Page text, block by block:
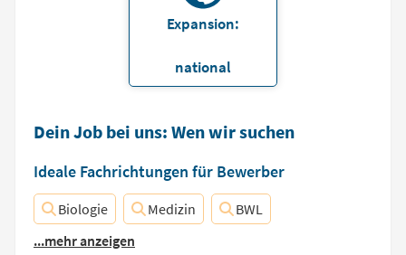
Expansion:
national
Dein Job bei uns: Wen wir suchen
Ideale Fachrichtungen für Bewerber
Biologie Medizin
BWL
...mehr anzeigen